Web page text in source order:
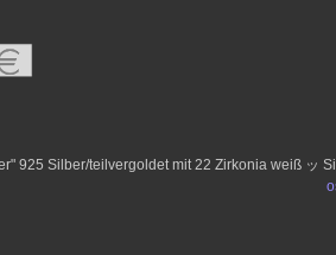
925 Silber/teilvergoldet mit 22 Zirkonia weiß ッ